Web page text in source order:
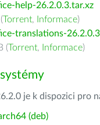
help-26.2.0.3.tar.xz
Torrent, Informace)
translations-
(Torrent, Informace)
je k dispozici pro
(deb)